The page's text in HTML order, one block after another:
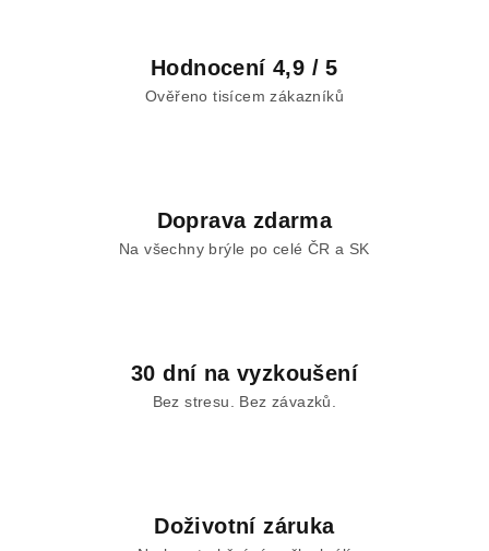
Hodnocení 4,9 / 5
Ověřeno tisícem zákazníků
Doprava zdarma
Na všechny brýle po celé ČR a SK
30 dní na vyzkoušení
Bez stresu. Bez závazků.
Doživotní záruka